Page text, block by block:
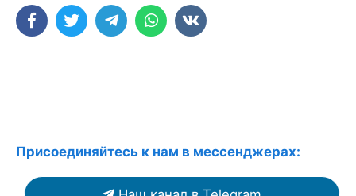
Присоединяйтесь к нам в мессенджерах: